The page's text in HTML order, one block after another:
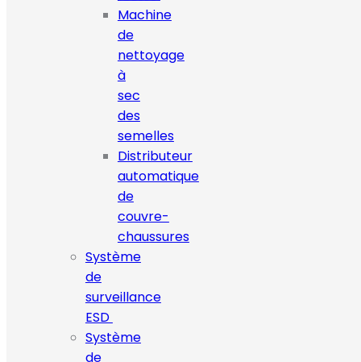
Machine
de
nettoyage
à
sec
des
semelles
Distributeur
automatique
de
couvre-
chaussures
Système
de
surveillance
ESD
Système
de